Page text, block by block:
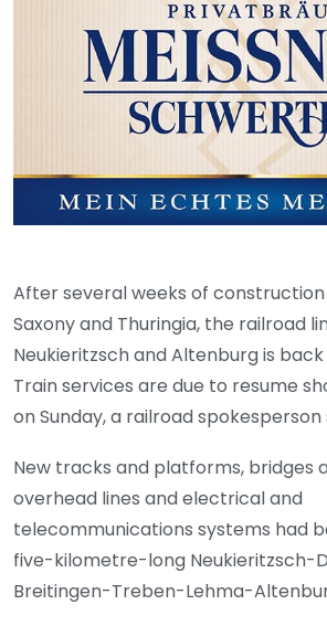
After several weeks of
Saxony and Thuringia, the railroad
Neukieritzsch and Altenburg is
Train services are due to resume
on Sunday, a railroad spokesperson
New tracks and platforms, bridges
overhead lines and electrical and
telecommunications systems had
five-kilometre-long Neukieritzsch-
Breitingen-Treben-Lehma-